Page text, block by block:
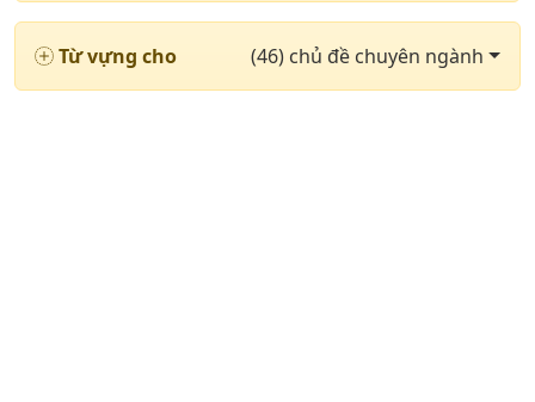
Từ vựng cho (46) chủ đề chuyên ngành